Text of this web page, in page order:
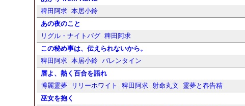
稗田阿求 本居小鈴
あの夜のこと
リグル・ナイトバグ 稗田阿求
この秘め事は、伝えられないから。
稗田阿求 本居小鈴 バレンタイン
唇よ、熱く百合を語れ
博麗霊夢 リリーホワイト 稗田阿求 射命丸文
霊夢と春告精
巫女を抱く